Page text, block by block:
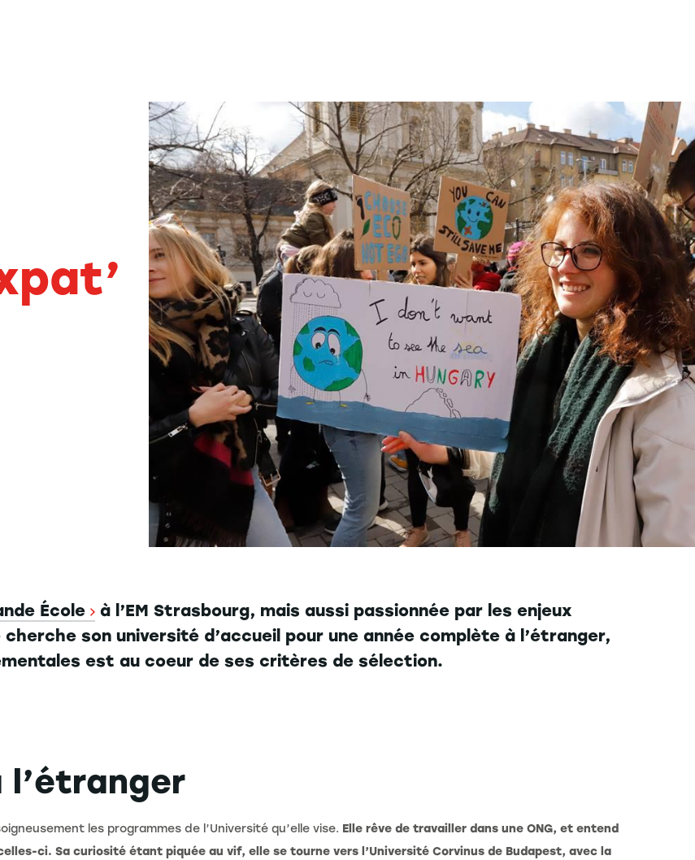
École
à l’EM Strasbourg, mais aussi passionnée par les enjeux
son université d’accueil pour une année complète à l’étranger,
est au coeur de ses critères de sélection.
l’étranger
les programmes de l’Université qu’elle vise. Elle rêve de travailler dans une ONG, et entend
ci. Sa curiosité étant piquée au vif, elle se tourne vers l’Université Corvinus de Budapest, avec la